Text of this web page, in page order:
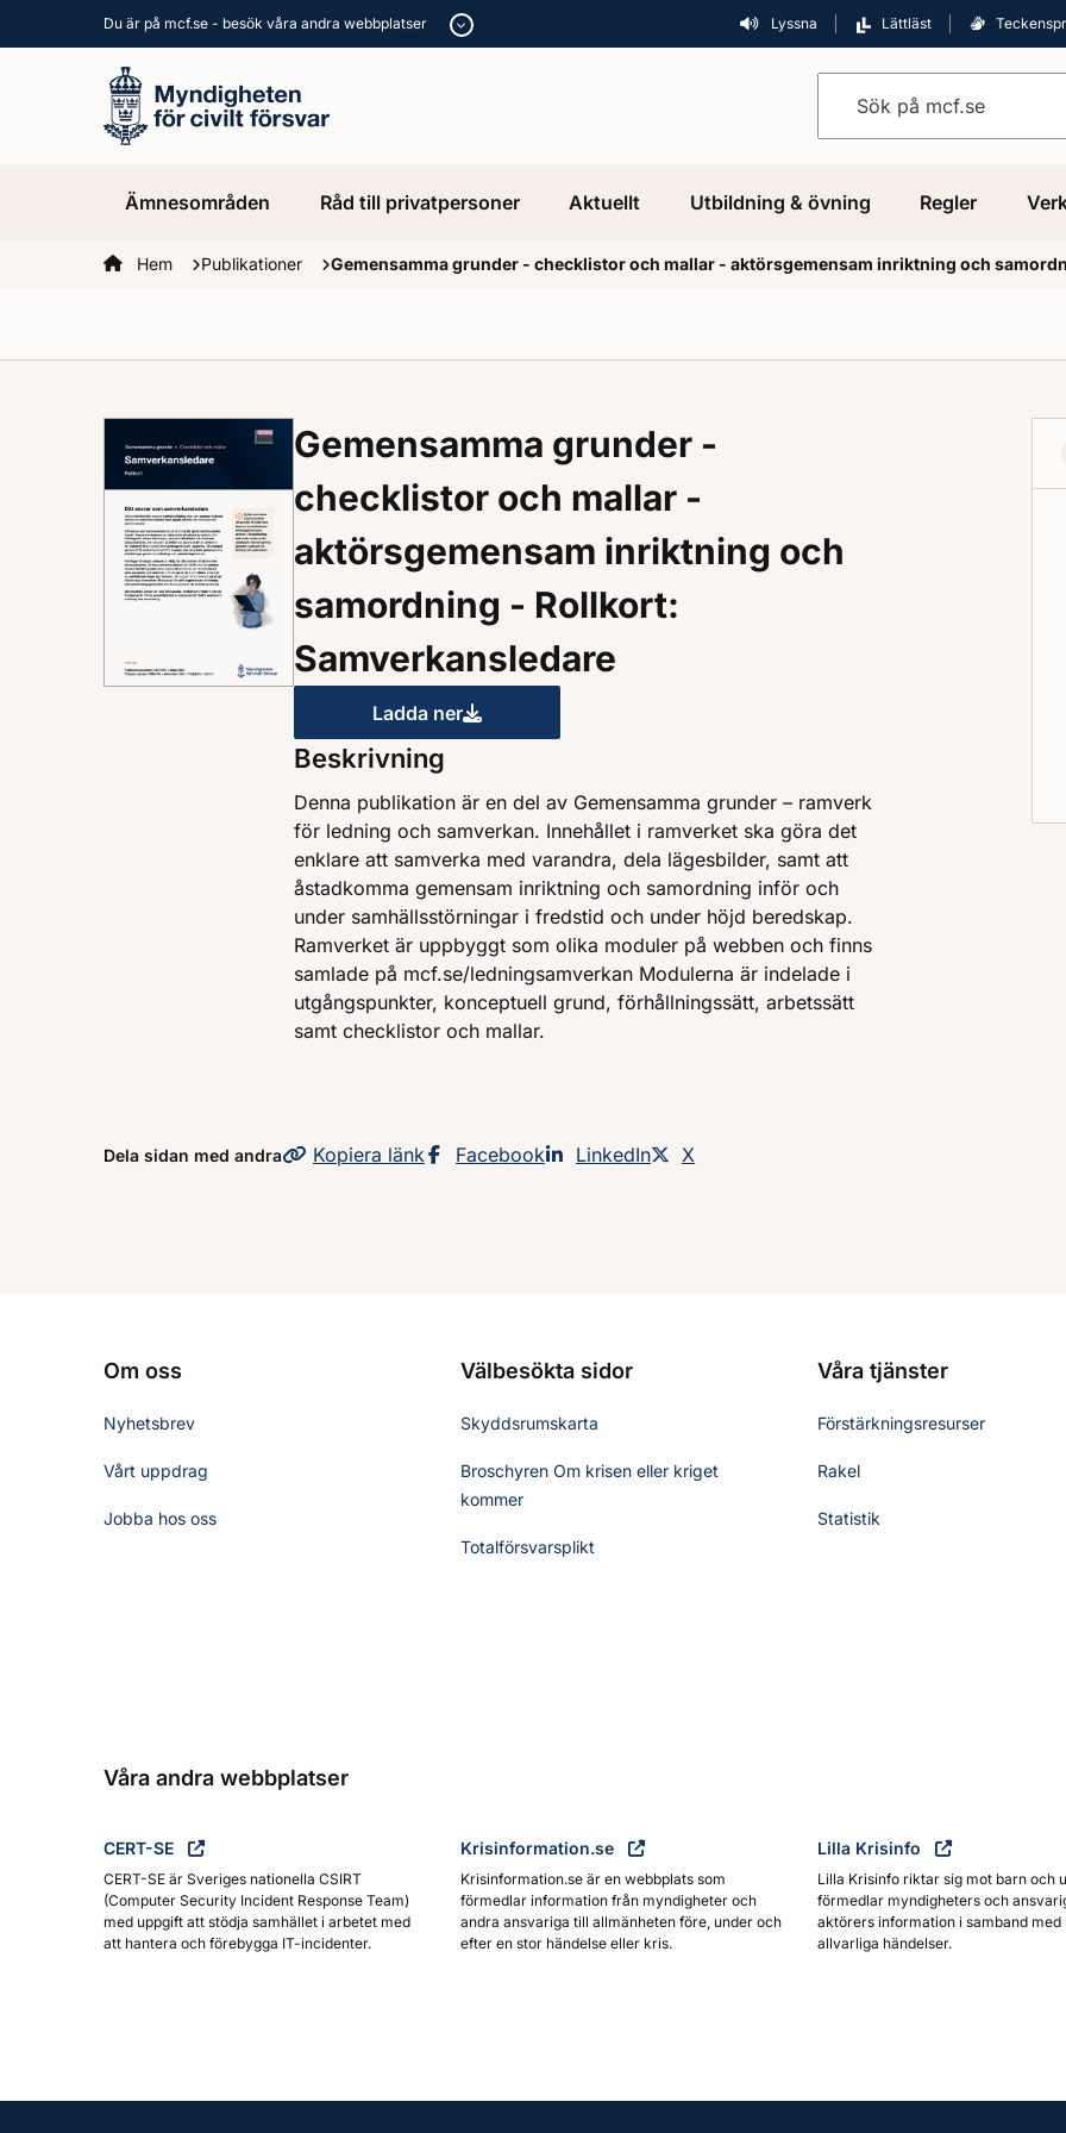
Du är på mcf.se - besök våra andra webbplatser Lyssna Lättläst
Ämnesområden Råd till privatpersoner Aktuellt Utbildning & övning Regler
Startsidan
Hem Publikationer Gemensamma grunder - checklistor och mallar - aktörsgemensam inriktning och
Gemensamma grunder -
checklistor och mallar -
aktörsgemensam inriktning och
samordning - Rollkort:
Samverkansledare
Ladda ner
Gemensamma grunder - checklistor och mallar - aktörsgemensam
Beskrivning
Denna publikation är en del av Gemensamma grunder – ramverk
för ledning och samverkan. Innehållet i ramverket ska göra det
enklare att samverka med varandra, dela lägesbilder, samt att
åstadkomma gemensam inriktning och samordning inför och
under samhällsstörningar i fredstid och under höjd beredskap.
Ramverket är uppbyggt som olika moduler på webben och finns
samlade på mcf.se/ledningsamverkan Modulerna är indelade i
utgångspunkter, konceptuell grund, förhållningssätt, arbetssätt
samt checklistor och mallar.
Dela sidan med andra Kopiera sidans
länk Dela sidan på
Facebook Dela sidan på
LinkedIn Dela sidan på
X
Om oss
Nyhetsbrev
Vårt uppdrag
Jobba hos oss
Välbesökta sidor
Skyddsrumskarta
Broschyren Om krisen eller kriget
kommer
Totalförsvarsplikt
Våra tjänster
Förstärkningsresurser
Rakel
Statistik
Våra andra webbplatser
CERT-SE
CERT-SE är Sveriges nationella CSIRT
(Computer Security Incident Response Team)
med uppgift att stödja samhället i arbetet med
att hantera och förebygga IT-incidenter.
Krisinformation.se
Krisinformation.se är en webbplats som
förmedlar information från myndigheter och
andra ansvariga till allmänheten före, under och
efter en stor händelse eller kris.
Lilla Krisinfo
Lilla Krisinfo riktar sig mot barn och
förmedlar myndigheters och
aktörers information i samband
allvarliga händelser.